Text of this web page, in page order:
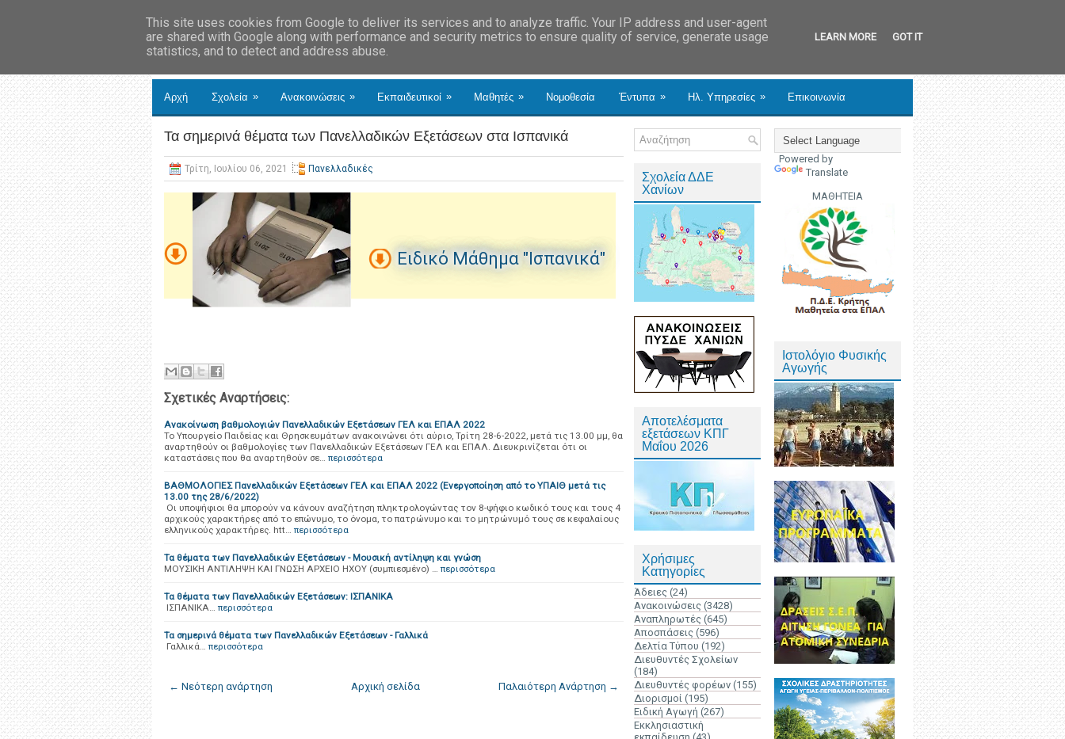
Αρχή Σχολεία » Ανακοινώσεις » Εκπαιδευτικοί » Μαθητές » Νομοθεσία Έντυπα » Ηλ. Υπηρεσίες » Επικοινωνία
Τα σημερινά θέματα των Πανελλαδικών Εξετάσεων στα Ισπανικά
Τρίτη, Ιουλίου 06, 2021 Πανελλαδικές
Ειδικό Μάθημα "Ισπανικά"
Σχετικές Αναρτήσεις:
Ανακοίνωση βαθμολογιών Πανελλαδικών Εξετάσεων ΓΕΛ και ΕΠΑΛ 2022
Το Υπουργείο Παιδείας και Θρησκευμάτων ανακοινώνει ότι αύριο, Τρίτη 28-6-2022, μετά τις 13.00 μμ, θα
αναρτηθούν οι βαθμολογίες των Πανελλαδικών Εξετάσεων ΓΕΛ και ΕΠΑΛ. Διευκρινίζεται ότι οι
καταστάσεις που θα αναρτηθούν σε… περισσότερα
ΒΑΘΜΟΛΟΓΙΕΣ Πανελλαδικών Εξετάσεων ΓΕΛ και ΕΠΑΛ 2022 (Ενεργοποίηση από το ΥΠΑΙΘ μετά τις
13.00 της 28/6/2022)
Οι υποψήφιοι θα μπορούν να κάνουν αναζήτηση πληκτρολογώντας τον 8-ψήφιο κωδικό τους και τους 4
αρχικούς χαρακτήρες από το επώνυμο, το όνομα, το πατρώνυμο και το μητρώνυμό τους σε κεφαλαίους
ελληνικούς χαρακτήρες. htt… περισσότερα
Τα θέματα των Πανελλαδικών Εξετάσεων - Μουσική αντίληψη και γνώση
ΜΟΥΣΙΚΗ ΑΝΤΙΛΗΨΗ ΚΑΙ ΓΝΩΣΗ ΑΡΧΕΙΟ ΗΧΟΥ (συμπιεσμένο) … περισσότερα
Τα θέματα των Πανελλαδικών Εξετάσεων: ΙΣΠΑΝΙΚΑ
ΙΣΠΑΝΙΚΑ… περισσότερα
Τα σημερινά θέματα των Πανελλαδικών Εξετάσεων - Γαλλικά
Γαλλικά… περισσότερα
← Νεότερη ανάρτηση Παλαιότερη Ανάρτηση →
Αρχική σελίδα
Σχολεία ΔΔΕ
Χανίων
Αποτελέσματα
εξετάσεων ΚΠΓ
Μαΐου 2026
Χρήσιμες
Κατηγορίες
Άδειες (24)
Ανακοινώσεις (3428)
Αναπληρωτές (645)
Αποσπάσεις (596)
Δελτία Τύπου (192)
Διευθυντές Σχολείων
(184)
Διευθυντές φορέων (155)
Διορισμοί (195)
Ειδική Αγωγή (267)
Εκκλησιαστική
Powered by
Translate
ΜΑΘΗΤΕΙΑ
Ιστολόγιο Φυσικής
Αγωγής
This site uses cookies from Google to deliver its services and to analyze traffic. Your IP address and user-agent
are shared with Google along with performance and security metrics to ensure quality of service, generate usage
statistics, and to detect and address abuse.
LEARN MORE GOT IT